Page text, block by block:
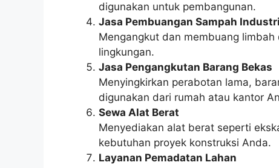
digunakan untuk pembangunan.
Jasa Pembuangan Sampah Industri
Mengangkut dan membuang
lingkungan.
Jasa Pengangkutan Barang Bekas
Menyingkirkan perabotan lama,
digunakan dari rumah atau kantor
Sewa Alat Berat
Menyediakan alat berat seperti
kebutuhan proyek konstruksi Anda.
Layanan Pemadatan Lahan